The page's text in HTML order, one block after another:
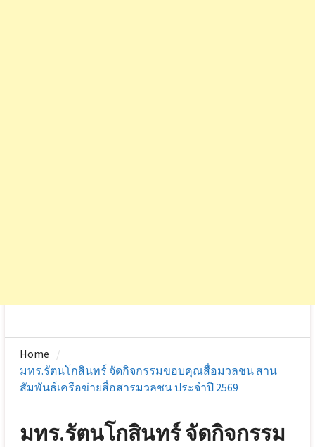
Home
มทร.รัตนโกสินทร์ จัดกิจกรรมขอบคุณสื่อมวลชน สาน
สัมพันธ์เครือข่ายสื่อสารมวลชน ประจำปี 2569
มทร.รัตนโกสินทร์ จัดกิจกรรม